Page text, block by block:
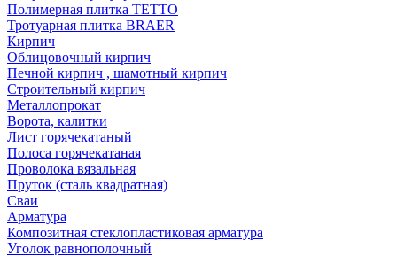
Полимерная плитка TETTO
Тротуарная плитка BRAER
Кирпич
Облицовочный кирпич
Печной кирпич , шамотный кирпич
Строительный кирпич
Металлопрокат
Ворота, калитки
Лист горячекатаный
Полоса горячекатаная
Проволока вязальная
Пруток (сталь квадратная)
Сваи
Арматура
Композитная стеклопластиковая арматура
Уголок равнополочный